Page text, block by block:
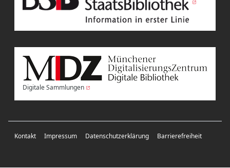
Digitale Sammlungen
Kontakt Impressum Datenschutzerklärung Barrierefreiheit